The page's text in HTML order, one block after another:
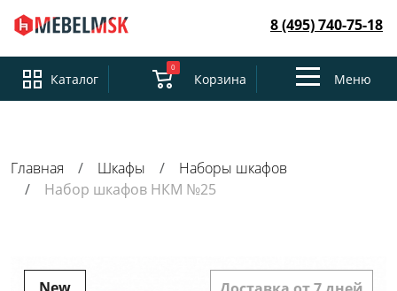
8 (495) 740-75-18
Каталог
0
Корзина
ToggleМеню
Главная Шкафы
Наборы шкафов
Набор шкафов НКМ №25